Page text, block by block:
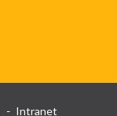
Intranet